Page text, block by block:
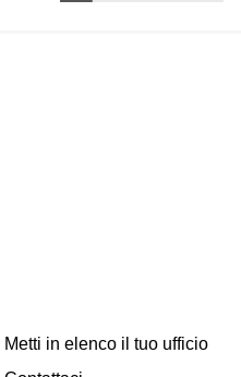
Metti in elenco il tuo ufficio